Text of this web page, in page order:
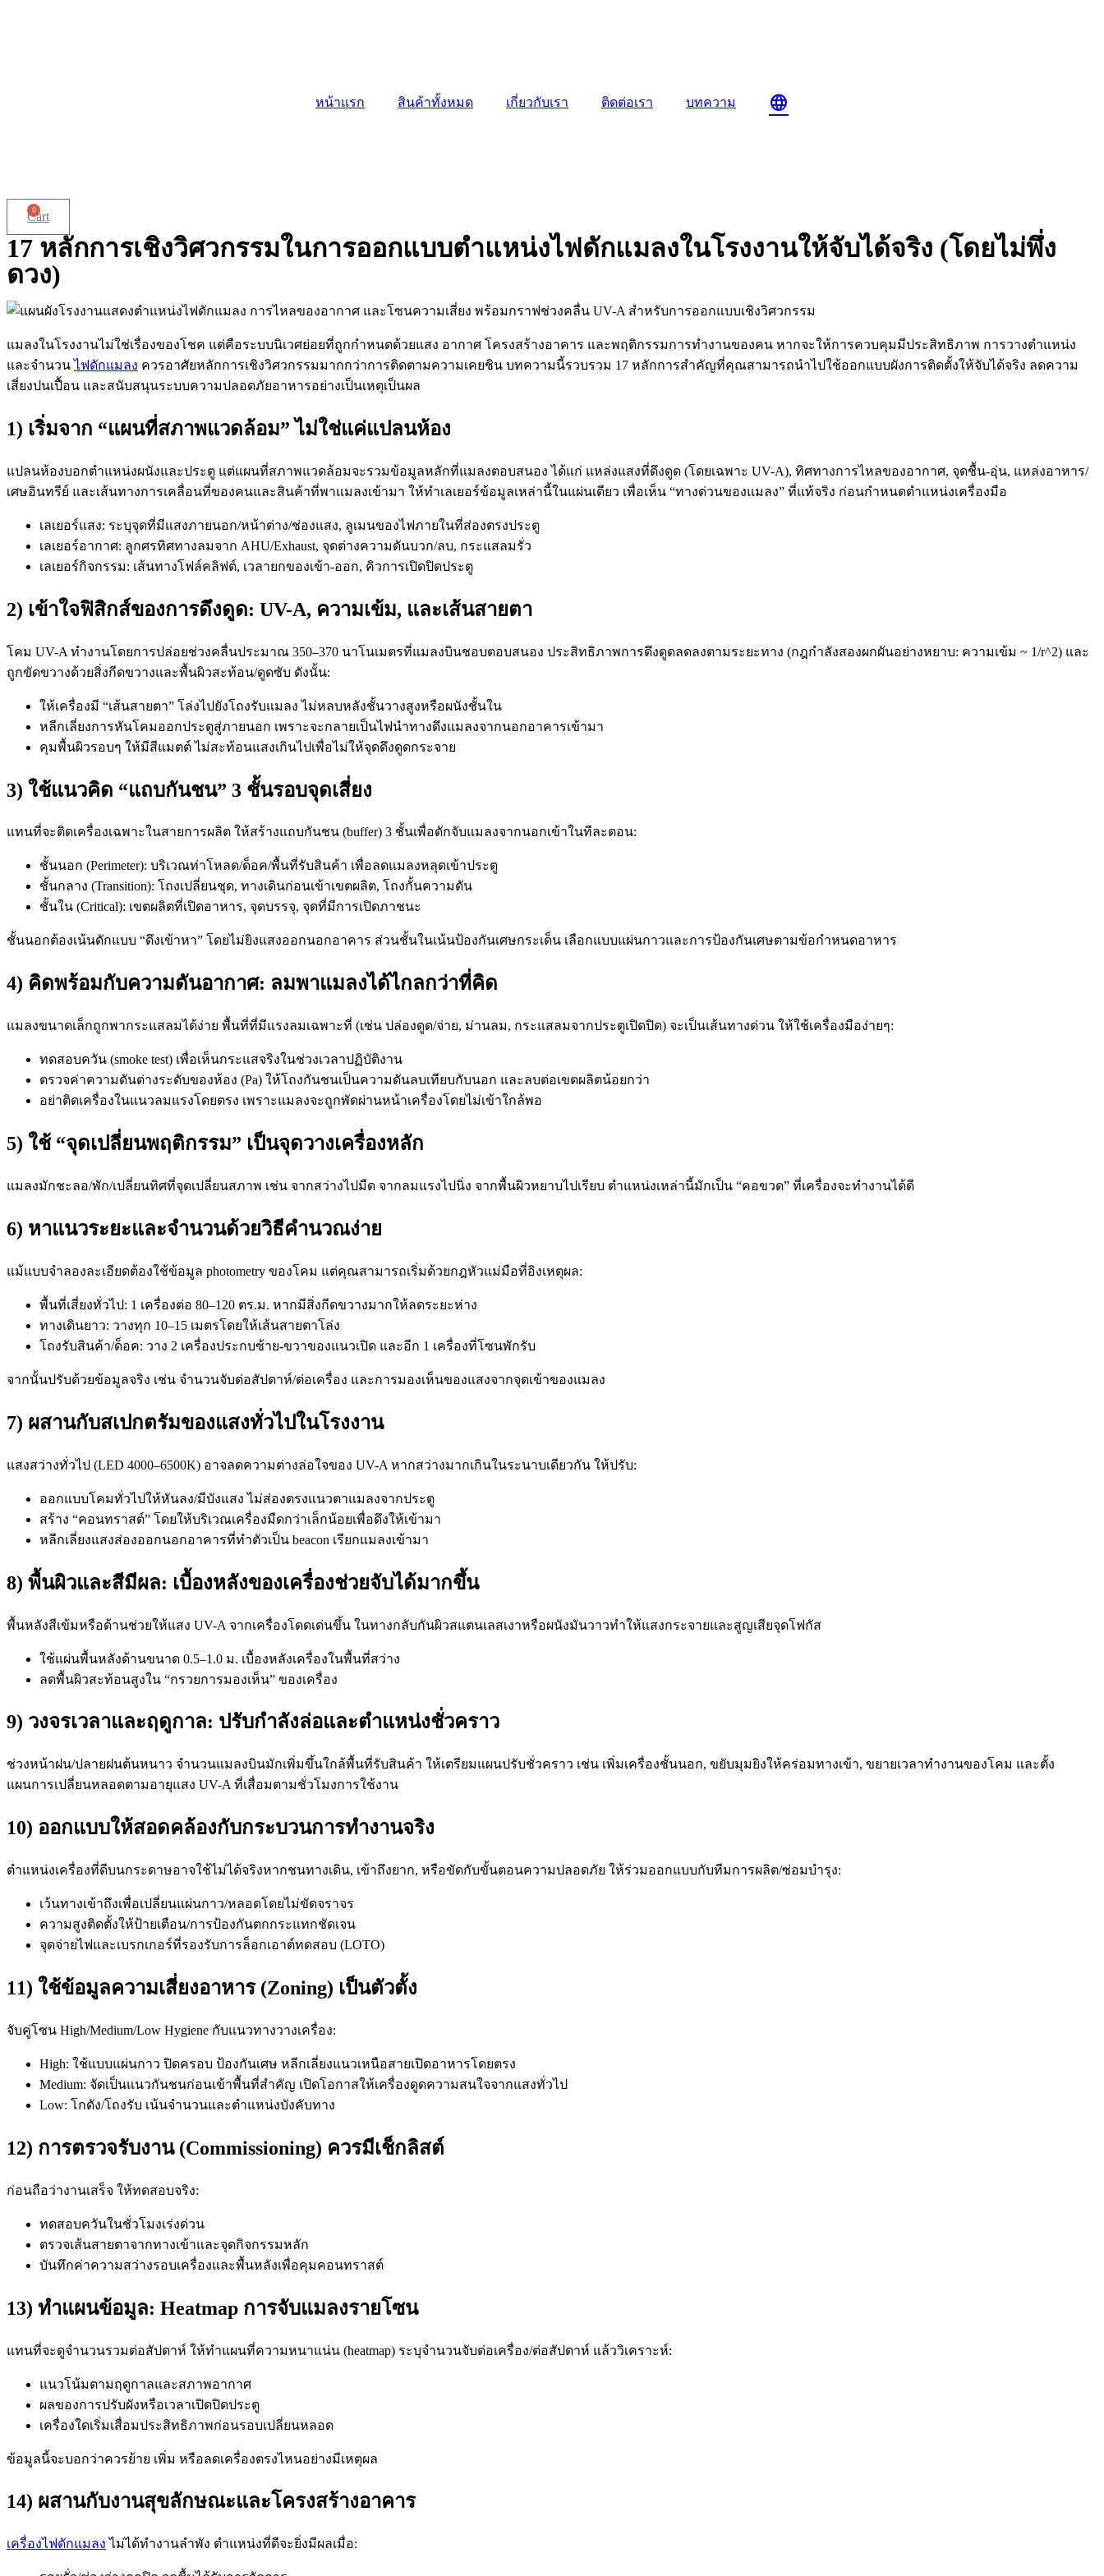
หน้าแรก สินค้าทั้งหมด เกี่ยวกับเรา ติดต่อเรา บทความ language
0
Cart
17 หลักการเชิงวิศวกรรมในการออกแบบตำแหน่งไฟดักแมลงในโรงงานให้จับได้จริง (โดยไม่พึ่ง
ดวง)
แมลงในโรงงานไม่ใช่เรื่องของโชค แต่คือระบบนิเวศย่อยที่ถูกกำหนดด้วยแสง อากาศ โครงสร้างอาคาร และพฤติกรรมการทำงานของคน หากจะให้การควบคุมมีประสิทธิภาพ การวางตำแหน่ง
และจำนวนไฟดักแมลง ควรอาศัยหลักการเชิงวิศวกรรมมากกว่าการติดตามความเคยชิน บทความนี้รวบรวม 17 หลักการสำคัญที่คุณสามารถนำไปใช้ออกแบบผังการติดตั้งให้จับได้จริง ลดความ
เสี่ยงปนเปื้อน และสนับสนุนระบบความปลอดภัยอาหารอย่างเป็นเหตุเป็นผล
1) เริ่มจาก “แผนที่สภาพแวดล้อม” ไม่ใช่แค่แปลนห้อง
แปลนห้องบอกตำแหน่งผนังและประตู แต่แผนที่สภาพแวดล้อมจะรวมข้อมูลหลักที่แมลงตอบสนอง ได้แก่ แหล่งแสงที่ดึงดูด (โดยเฉพาะ UV-A), ทิศทางการไหลของอากาศ, จุดชื้น-อุ่น, แหล่งอาหาร/
เศษอินทรีย์ และเส้นทางการเคลื่อนที่ของคนและสินค้าที่พาแมลงเข้ามา ให้ทำเลเยอร์ข้อมูลเหล่านี้ในแผ่นเดียว เพื่อเห็น “ทางด่วนของแมลง” ที่แท้จริง ก่อนกำหนดตำแหน่งเครื่องมือ
เลเยอร์แสง: ระบุจุดที่มีแสงภายนอก/หน้าต่าง/ช่องแสง, ลูเมนของไฟภายในที่ส่องตรงประตู
เลเยอร์อากาศ: ลูกศรทิศทางลมจาก AHU/Exhaust, จุดต่างความดันบวก/ลบ, กระแสลมรั่ว
เลเยอร์กิจกรรม: เส้นทางโฟล์คลิฟต์, เวลายกของเข้า-ออก, คิวการเปิดปิดประตู
2) เข้าใจฟิสิกส์ของการดึงดูด: UV-A, ความเข้ม, และเส้นสายตา
โคม UV-A ทำงานโดยการปล่อยช่วงคลื่นประมาณ 350–370 นาโนเมตรที่แมลงบินชอบตอบสนอง ประสิทธิภาพการดึงดูดลดลงตามระยะทาง (กฎกำลังสองผกผันอย่างหยาบ: ความเข้ม ~ 1/r^2) และ
ถูกขัดขวางด้วยสิ่งกีดขวางและพื้นผิวสะท้อน/ดูดซับ ดังนั้น:
ให้เครื่องมี “เส้นสายตา” โล่งไปยังโถงรับแมลง ไม่หลบหลังชั้นวางสูงหรือผนังชั้นใน
หลีกเลี่ยงการหันโคมออกประตูสู่ภายนอก เพราะจะกลายเป็นไฟนำทางดึงแมลงจากนอกอาคารเข้ามา
คุมพื้นผิวรอบๆ ให้มีสีแมตต์ ไม่สะท้อนแสงเกินไปเพื่อไม่ให้จุดดึงดูดกระจาย
3) ใช้แนวคิด “แถบกันชน” 3 ชั้นรอบจุดเสี่ยง
แทนที่จะติดเครื่องเฉพาะในสายการผลิต ให้สร้างแถบกันชน (buffer) 3 ชั้นเพื่อดักจับแมลงจากนอกเข้าในทีละตอน:
ชั้นนอก (Perimeter): บริเวณท่าโหลด/ด็อค/พื้นที่รับสินค้า เพื่อลดแมลงหลุดเข้าประตู
ชั้นกลาง (Transition): โถงเปลี่ยนชุด, ทางเดินก่อนเข้าเขตผลิต, โถงกั้นความดัน
ชั้นใน (Critical): เขตผลิตที่เปิดอาหาร, จุดบรรจุ, จุดที่มีการเปิดภาชนะ
ชั้นนอกต้องเน้นดักแบบ “ดึงเข้าหา” โดยไม่ยิงแสงออกนอกอาคาร ส่วนชั้นในเน้นป้องกันเศษกระเด็น เลือกแบบแผ่นกาวและการป้องกันเศษตามข้อกำหนดอาหาร
4) คิดพร้อมกับความดันอากาศ: ลมพาแมลงได้ไกลกว่าที่คิด
แมลงขนาดเล็กถูกพากระแสลมได้ง่าย พื้นที่ที่มีแรงลมเฉพาะที่ (เช่น ปล่องดูด/จ่าย, ม่านลม, กระแสลมจากประตูเปิดปิด) จะเป็นเส้นทางด่วน ให้ใช้เครื่องมือง่ายๆ:
ทดสอบควัน (smoke test) เพื่อเห็นกระแสจริงในช่วงเวลาปฏิบัติงาน
ตรวจค่าความดันต่างระดับของห้อง (Pa) ให้โถงกันชนเป็นความดันลบเทียบกับนอก และลบต่อเขตผลิตน้อยกว่า
อย่าติดเครื่องในแนวลมแรงโดยตรง เพราะแมลงจะถูกพัดผ่านหน้าเครื่องโดยไม่เข้าใกล้พอ
5) ใช้ “จุดเปลี่ยนพฤติกรรม” เป็นจุดวางเครื่องหลัก
แมลงมักชะลอ/พัก/เปลี่ยนทิศที่จุดเปลี่ยนสภาพ เช่น จากสว่างไปมืด จากลมแรงไปนิ่ง จากพื้นผิวหยาบไปเรียบ ตำแหน่งเหล่านี้มักเป็น “คอขวด” ที่เครื่องจะทำงานได้ดี
6) หาแนวระยะและจำนวนด้วยวิธีคำนวณง่าย
แม้แบบจำลองละเอียดต้องใช้ข้อมูล photometry ของโคม แต่คุณสามารถเริ่มด้วยกฎหัวแม่มือที่อิงเหตุผล:
พื้นที่เสี่ยงทั่วไป: 1 เครื่องต่อ 80–120 ตร.ม. หากมีสิ่งกีดขวางมากให้ลดระยะห่าง
ทางเดินยาว: วางทุก 10–15 เมตรโดยให้เส้นสายตาโล่ง
โถงรับสินค้า/ด็อค: วาง 2 เครื่องประกบซ้าย-ขวาของแนวเปิด และอีก 1 เครื่องที่โซนพักรับ
จากนั้นปรับด้วยข้อมูลจริง เช่น จำนวนจับต่อสัปดาห์/ต่อเครื่อง และการมองเห็นของแสงจากจุดเข้าของแมลง
7) ผสานกับสเปกตรัมของแสงทั่วไปในโรงงาน
แสงสว่างทั่วไป (LED 4000–6500K) อาจลดความต่างล่อใจของ UV-A หากสว่างมากเกินในระนาบเดียวกัน ให้ปรับ:
ออกแบบโคมทั่วไปให้หันลง/มีบังแสง ไม่ส่องตรงแนวตาแมลงจากประตู
สร้าง “คอนทราสต์” โดยให้บริเวณเครื่องมืดกว่าเล็กน้อยเพื่อดึงให้เข้ามา
หลีกเลี่ยงแสงส่องออกนอกอาคารที่ทำตัวเป็น beacon เรียกแมลงเข้ามา
8) พื้นผิวและสีมีผล: เบื้องหลังของเครื่องช่วยจับได้มากขึ้น
พื้นหลังสีเข้มหรือด้านช่วยให้แสง UV-A จากเครื่องโดดเด่นขึ้น ในทางกลับกันผิวสแตนเลสเงาหรือผนังมันวาวทำให้แสงกระจายและสูญเสียจุดโฟกัส
ใช้แผ่นพื้นหลังด้านขนาด 0.5–1.0 ม. เบื้องหลังเครื่องในพื้นที่สว่าง
ลดพื้นผิวสะท้อนสูงใน “กรวยการมองเห็น” ของเครื่อง
9) วงจรเวลาและฤดูกาล: ปรับกำลังล่อและตำแหน่งชั่วคราว
ช่วงหน้าฝน/ปลายฝนต้นหนาว จำนวนแมลงบินมักเพิ่มขึ้นใกล้พื้นที่รับสินค้า ให้เตรียมแผนปรับชั่วคราว เช่น เพิ่มเครื่องชั้นนอก, ขยับมุมยิงให้คร่อมทางเข้า, ขยายเวลาทำงานของโคม และตั้ง
แผนการเปลี่ยนหลอดตามอายุแสง UV-A ที่เสื่อมตามชั่วโมงการใช้งาน
10) ออกแบบให้สอดคล้องกับกระบวนการทำงานจริง
ตำแหน่งเครื่องที่ดีบนกระดาษอาจใช้ไม่ได้จริงหากชนทางเดิน, เข้าถึงยาก, หรือขัดกับขั้นตอนความปลอดภัย ให้ร่วมออกแบบกับทีมการผลิต/ซ่อมบำรุง:
เว้นทางเข้าถึงเพื่อเปลี่ยนแผ่นกาว/หลอดโดยไม่ขัดจราจร
ความสูงติดตั้งให้ป้ายเตือน/การป้องกันตกกระแทกชัดเจน
จุดจ่ายไฟและเบรกเกอร์ที่รองรับการล็อกเอาต์ทดสอบ (LOTO)
11) ใช้ข้อมูลความเสี่ยงอาหาร (Zoning) เป็นตัวตั้ง
จับคู่โซน High/Medium/Low Hygiene กับแนวทางวางเครื่อง:
High: ใช้แบบแผ่นกาว ปิดครอบ ป้องกันเศษ หลีกเลี่ยงแนวเหนือสายเปิดอาหารโดยตรง
Medium: จัดเป็นแนวกันชนก่อนเข้าพื้นที่สำคัญ เปิดโอกาสให้เครื่องดูดความสนใจจากแสงทั่วไป
Low: โกดัง/โถงรับ เน้นจำนวนและตำแหน่งบังคับทาง
12) การตรวจรับงาน (Commissioning) ควรมีเช็กลิสต์
ก่อนถือว่างานเสร็จ ให้ทดสอบจริง:
ทดสอบควันในชั่วโมงเร่งด่วน
ตรวจเส้นสายตาจากทางเข้าและจุดกิจกรรมหลัก
บันทึกค่าความสว่างรอบเครื่องและพื้นหลังเพื่อคุมคอนทราสต์
13) ทำแผนข้อมูล: Heatmap การจับแมลงรายโซน
แทนที่จะดูจำนวนรวมต่อสัปดาห์ ให้ทำแผนที่ความหนาแน่น (heatmap) ระบุจำนวนจับต่อเครื่อง/ต่อสัปดาห์ แล้ววิเคราะห์:
แนวโน้มตามฤดูกาลและสภาพอากาศ
ผลของการปรับผังหรือเวลาเปิดปิดประตู
เครื่องใดเริ่มเสื่อมประสิทธิภาพก่อนรอบเปลี่ยนหลอด
ข้อมูลนี้จะบอกว่าควรย้าย เพิ่ม หรือลดเครื่องตรงไหนอย่างมีเหตุผล
14) ผสานกับงานสุขลักษณะและโครงสร้างอาคาร
เครื่องไฟดักแมลง ไม่ได้ทำงานลำพัง ตำแหน่งที่ดีจะยิ่งมีผลเมื่อ: